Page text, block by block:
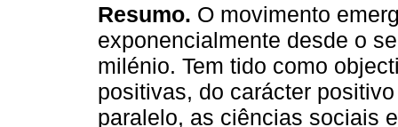
Resumo. O movimento
exponencialmente desde o
milénio. Tem tido como
positivas, do carácter
paralelo, as ciências sociais